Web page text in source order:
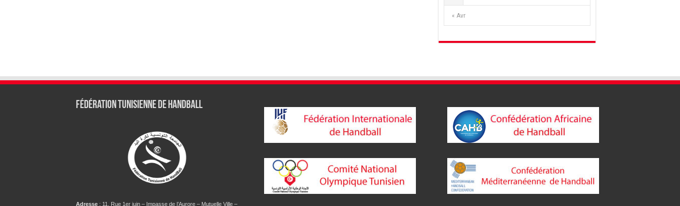
« Avr
Fédération tunisienne de Handball
Adresse: 11, Rue 1er juin – Impasse de l’Aurore – Mutuelle Ville –